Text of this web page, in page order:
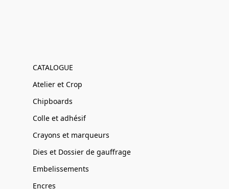
CATALOGUE
Atelier et Crop
Chipboards
Colle et adhésif
Crayons et marqueurs
Dies et Dossier de gauffrage
Embelissements
Encres